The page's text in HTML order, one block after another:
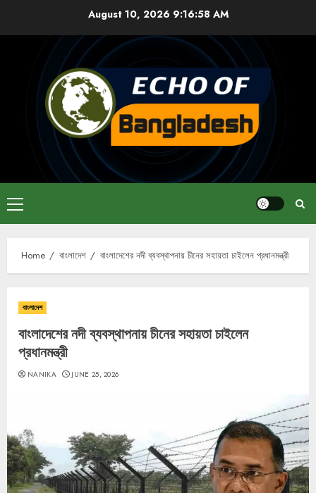
August 10, 2026 9:16:58 AM
Primary
Menu
Home বাংলাদেশ বাংলাদেশের নদী ব্যবস্থাপনায় চীনের সহায়তা চাইলেন প্রধানমন্ত্রী
বাংলাদেশ
বাংলাদেশের নদী ব্যবস্থাপনায় চীনের সহায়তা চাইলেন
প্রধানমন্ত্রী
NANIKA JUNE 25, 2026